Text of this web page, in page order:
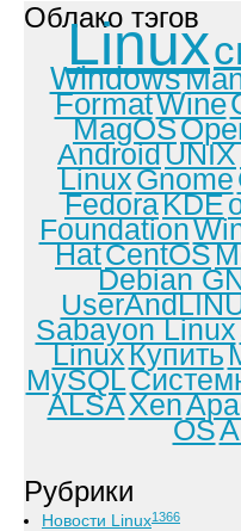
Облако тэгов
Linux
Windows
FormatWine
MagOS
AndroidUNIX
LinuxGnome
FedoraKDE
Foundation
HatCentOS
Debian
Sabayon Linux
LinuxКупить
MySQL
ALSAXen
OS
Рубрики
Новости Linux1366